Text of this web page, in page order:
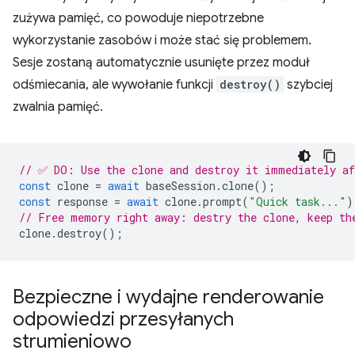
zużywa pamięć, co powoduje niepotrzebne
wykorzystanie zasobów i może stać się problemem.
Sesje zostaną automatycznie usunięte przez moduł
odśmiecania, ale wywołanie funkcji destroy() szybciej
zwalnia pamięć.
// ✅ DO: Use the clone and destroy it immediately
const clone = await baseSession .clone();
const response = await clone.prompt( "Quick task..."
// Free memory right away: destry the clone, keep the
clone.destroy();
Bezpieczne i wydajne renderowanie
odpowiedzi przesyłanych
strumieniowo